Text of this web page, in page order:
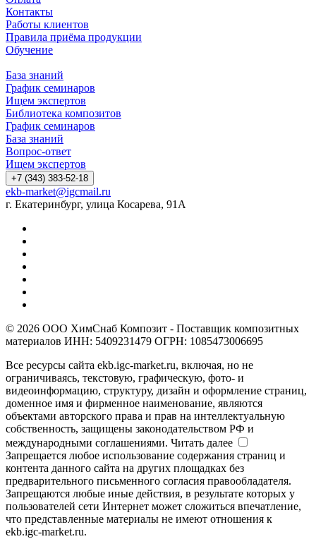
Контакты
Работы клиентов
Правила приёма продукции
Обучение
База знаний
График семинаров
Ищем экспертов
Библиотека композитов
График семинаров
База знаний
Вопрос-ответ
Ищем экспертов
+7 (343) 383-52-18
ekb-market@igcmail.ru
г. Екатеринбург, улица Косарева, 91А
© 2026 ООО ХимСнаб Композит - Поставщик композитных
материалов ИНН: 5409231479 ОГРН: 1085473006695
Все ресурсы сайта ekb.igc-market.ru, включая, но не
ограничиваясь, текстовую, графическую, фото- и
видеоинформацию, структуру, дизайн и оформление страниц,
доменное имя и фирменное наименование, являются
объектами авторского права и прав на интеллектуальную
собственность, защищены законодательством РФ и
международными соглашениями. Читать далее
Запрещается любое использование содержания страниц и
контента данного сайта на других площадках без
предварительного письменного согласия правообладателя.
Запрещаются любые иные действия, в результате которых у
пользователей сети Интернет может сложиться впечатление,
что представленные материалы не имеют отношения к
ekb.igc-market.ru.